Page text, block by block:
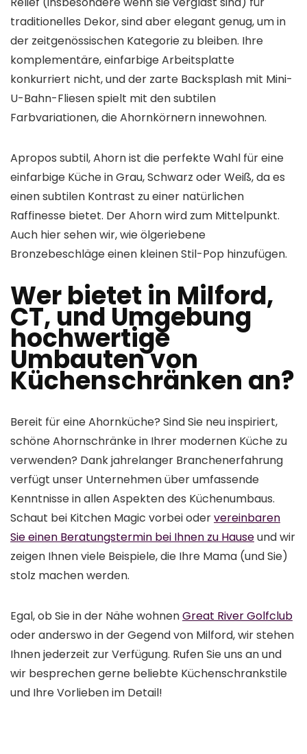
traditionelles Dekor, sind aber elegant genug, um in
der zeitgenössischen Kategorie zu bleiben. Ihre
komplementäre, einfarbige Arbeitsplatte
konkurriert nicht, und der zarte Backsplash mit Mini-
U-Bahn-Fliesen spielt mit den subtilen
Farbvariationen, die Ahornkörnern innewohnen.
Apropos subtil, Ahorn ist die perfekte Wahl für eine
einfarbige Küche in Grau, Schwarz oder Weiß, da es
einen subtilen Kontrast zu einer natürlichen
Raffinesse bietet. Der Ahorn wird zum Mittelpunkt.
Auch hier sehen wir, wie ölgeriebene
Bronzebeschläge einen kleinen Stil-Pop hinzufügen.
Wer bietet in Milford,
CT, und Umgebung
hochwertige
Umbauten von
Küchenschränken an?
Bereit für eine Ahornküche? Sind Sie neu inspiriert,
schöne Ahornschränke in Ihrer modernen Küche zu
verwenden? Dank jahrelanger Branchenerfahrung
verfügt unser Unternehmen über umfassende
Kenntnisse in allen Aspekten des Küchenumbaus.
Schaut bei Kitchen Magic vorbei odervereinbaren
Sie einen Beratungstermin bei Ihnen zu Hauseund wir
zeigen Ihnen viele Beispiele, die Ihre Mama (und Sie)
stolz machen werden.
Egal, ob Sie in der Nähe wohnenGreat River Golfclub
oder anderswo in der Gegend von Milford, wir stehen
Ihnen jederzeit zur Verfügung. Rufen Sie uns an und
wir besprechen gerne beliebte Küchenschrankstile
und Ihre Vorlieben im Detail!